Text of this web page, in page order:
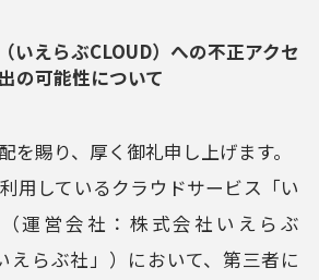
いえらぶCLOUD）への不正アクセ
の可能性について
を賜り、厚く御礼申し上げます。
用しているクラウドサービス「い
運営会社：株式会社いえらぶ
えらぶ社」）において、第三者に